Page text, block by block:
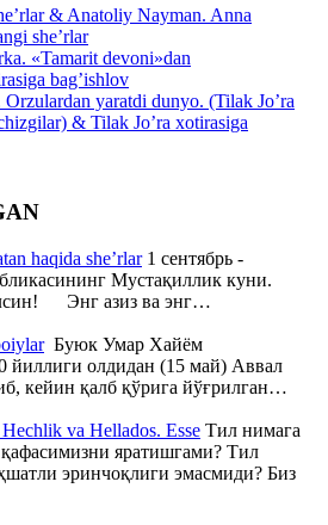
& Anatoliy Nayman. Anna
she’rlar
«Tamarit devoni»dan
bag’ishlov
yaratdi dunyo. (Tilak Jo’ra
& Tilak Jo’ra xotirasiga
haqida she’rlar1 сентябрь -
Мустақиллик куни.
Энг азиз ва энг…
Буюк Умар Хайём
йиллиги олдидан (15 май) Аввал
кейин қалб қўрига йўғрилган…
va Hellados. Esse Тил нимага
яратишгами? Тил
эринчоқлиги эмасмиди? Биз